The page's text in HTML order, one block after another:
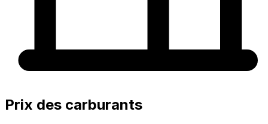
Prix des carburants